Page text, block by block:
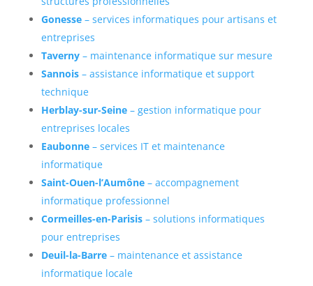
Gonesse– services informatiques pour artisans et
entreprises
Taverny– maintenance informatique sur mesure
Sannois– assistance informatique et support
technique
Herblay-sur-Seine– gestion informatique pour
entreprises locales
Eaubonne– services IT et maintenance
informatique
Saint-Ouen-l’Aumône– accompagnement
informatique professionnel
Cormeilles-en-Parisis– solutions informatiques
pour entreprises
Deuil-la-Barre– maintenance et assistance
informatique locale